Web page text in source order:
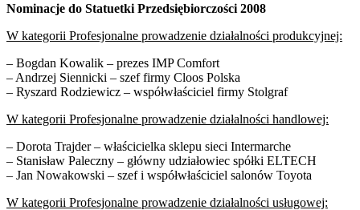
Nominacje do Statuetki Przedsiębiorczości 2008
W kategorii Profesjonalne prowadzenie działalności produkcyjnej:
– Bogdan Kowalik – prezes IMP Comfort
– Andrzej Siennicki – szef firmy Cloos Polska
– Ryszard Rodziewicz – współwłaściciel firmy Stolgraf
W kategorii Profesjonalne prowadzenie działalności handlowej:
– Dorota Trajder – właścicielka sklepu sieci Intermarche
– Stanisław Paleczny – główny udziałowiec spółki ELTECH
– Jan Nowakowski – szef i współwłaściciel salonów Toyota
W kategorii Profesjonalne prowadzenie działalności usługowej: